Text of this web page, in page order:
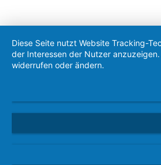
Diese Seite nutzt Website Tracking-
der Interessen der Nutzer
widerrufen oder ändern.